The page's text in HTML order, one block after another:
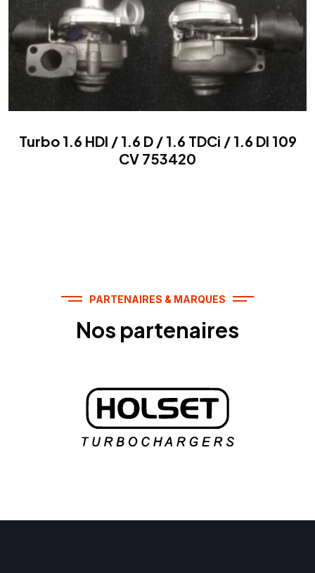
Turbo 1.6 HDI / 1.6 D / 1.6 TDCi / 1.6 DI 109
CV 753420
PARTENAIRES & MARQUES
Nos partenaires